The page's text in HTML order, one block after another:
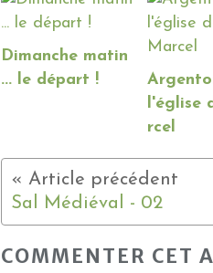
Dimanche matin
... le départ !
l'église
rcel
Sal Médiéval - 02
COMMENTER CET